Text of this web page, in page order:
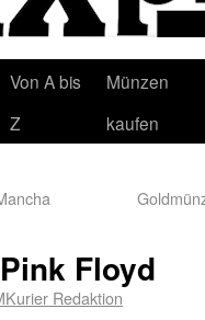
Von A bis
Z
Münzen
kaufen
Floyd
Redaktion